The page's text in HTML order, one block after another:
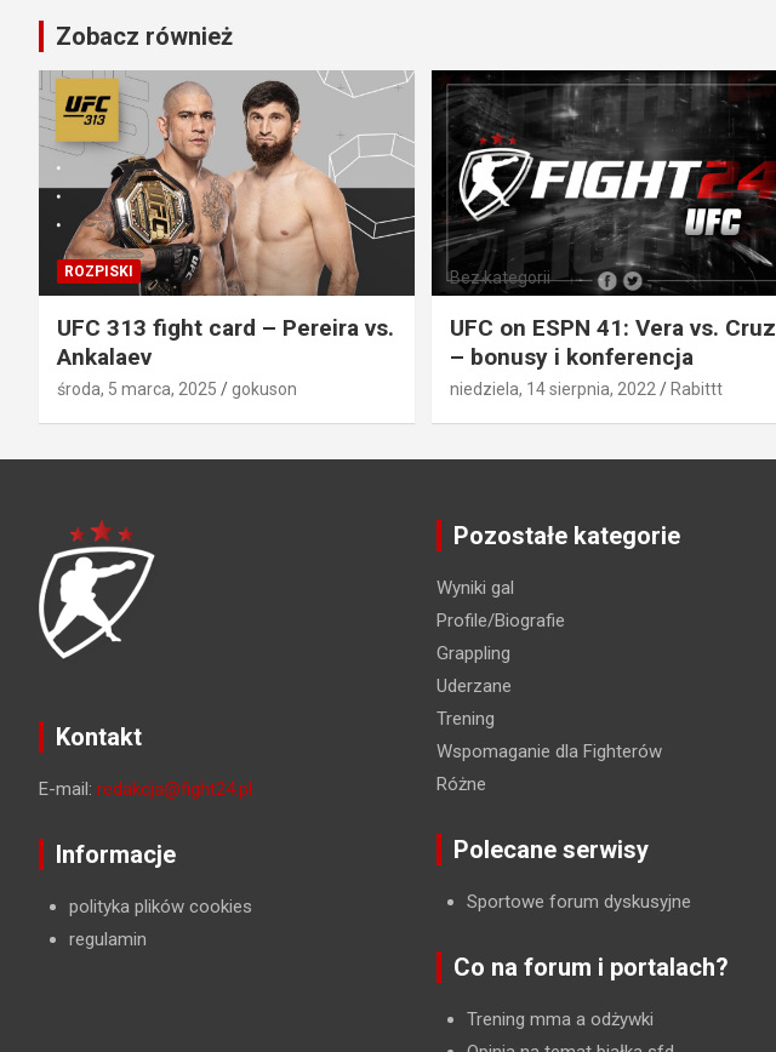
Zobacz również
ROZPISKI
UFC 313 fight card – Pereira vs.
Ankalaev
środa, 5 marca, 2025 gokuson
Bez kategorii
UFC on ESPN 41: Vera vs. Cruz
– bonusy i konferencja
niedziela, 14 sierpnia, 2022 Rabittt
Kontakt
E-mail: redakcja@fight24.pl
Informacje
polityka plików cookies
regulamin
Pozostałe kategorie
Wyniki gal
Profile/Biografie
Grappling
Uderzane
Trening
Wspomaganie dla Fighterów
Różne
Polecane serwisy
Sportowe forum dyskusyjne
Co na forum i portalach?
Trening mma a odżywki